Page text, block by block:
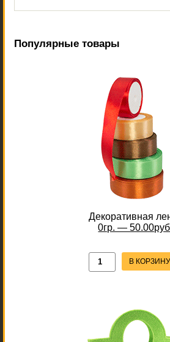
Популярные товары
Декоративная
0гр. —
В КОРЗИНУ